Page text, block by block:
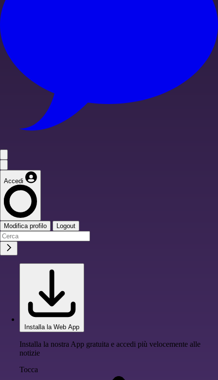
Accedi
Modifica profilo Logout
Installa la Web App
Installa la nostra App gratuita e accedi più velocemente alle
notizie
Tocca